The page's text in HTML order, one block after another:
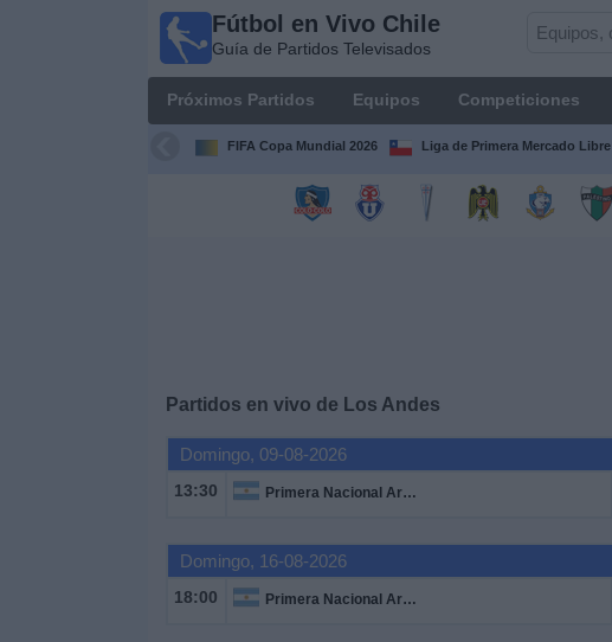
Fútbol en Vivo Chile
Guía de Partidos Televisados
Próximos Partidos Equipos Competiciones
FIFA Copa Mundial 2026 Liga de Primera Mercado Libre
Partidos en vivo de Los Andes
Domingo, 09-08-2026
13:30 Primera Nacional Argentina
Domingo, 16-08-2026
18:00 Primera Nacional Argentina